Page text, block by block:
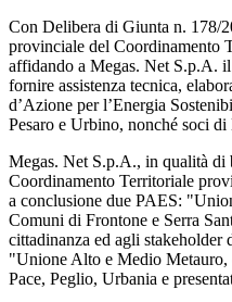
Con Delibera di Giunta n. 178/
provinciale del Coordinamento
affidando a Megas. Net S.p.A.
fornire assistenza tecnica,
d’Azione per l’Energia
Pesaro e Urbino, nonché soci
Megas. Net S.p.A., in qualità di
Coordinamento Territoriale
a conclusione due PAES:
Comuni di Frontone e Serra
cittadinanza ed agli
"Unione Alto e Medio
Pace, Peglio, Urbania e